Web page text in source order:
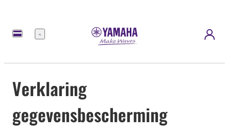
Menu
Verklaring
gegevensbescherming